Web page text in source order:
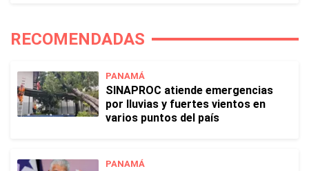
RECOMENDADAS
PANAMÁ
SINAPROC atiende emergencias
por lluvias y fuertes vientos en
varios puntos del país
PANAMÁ